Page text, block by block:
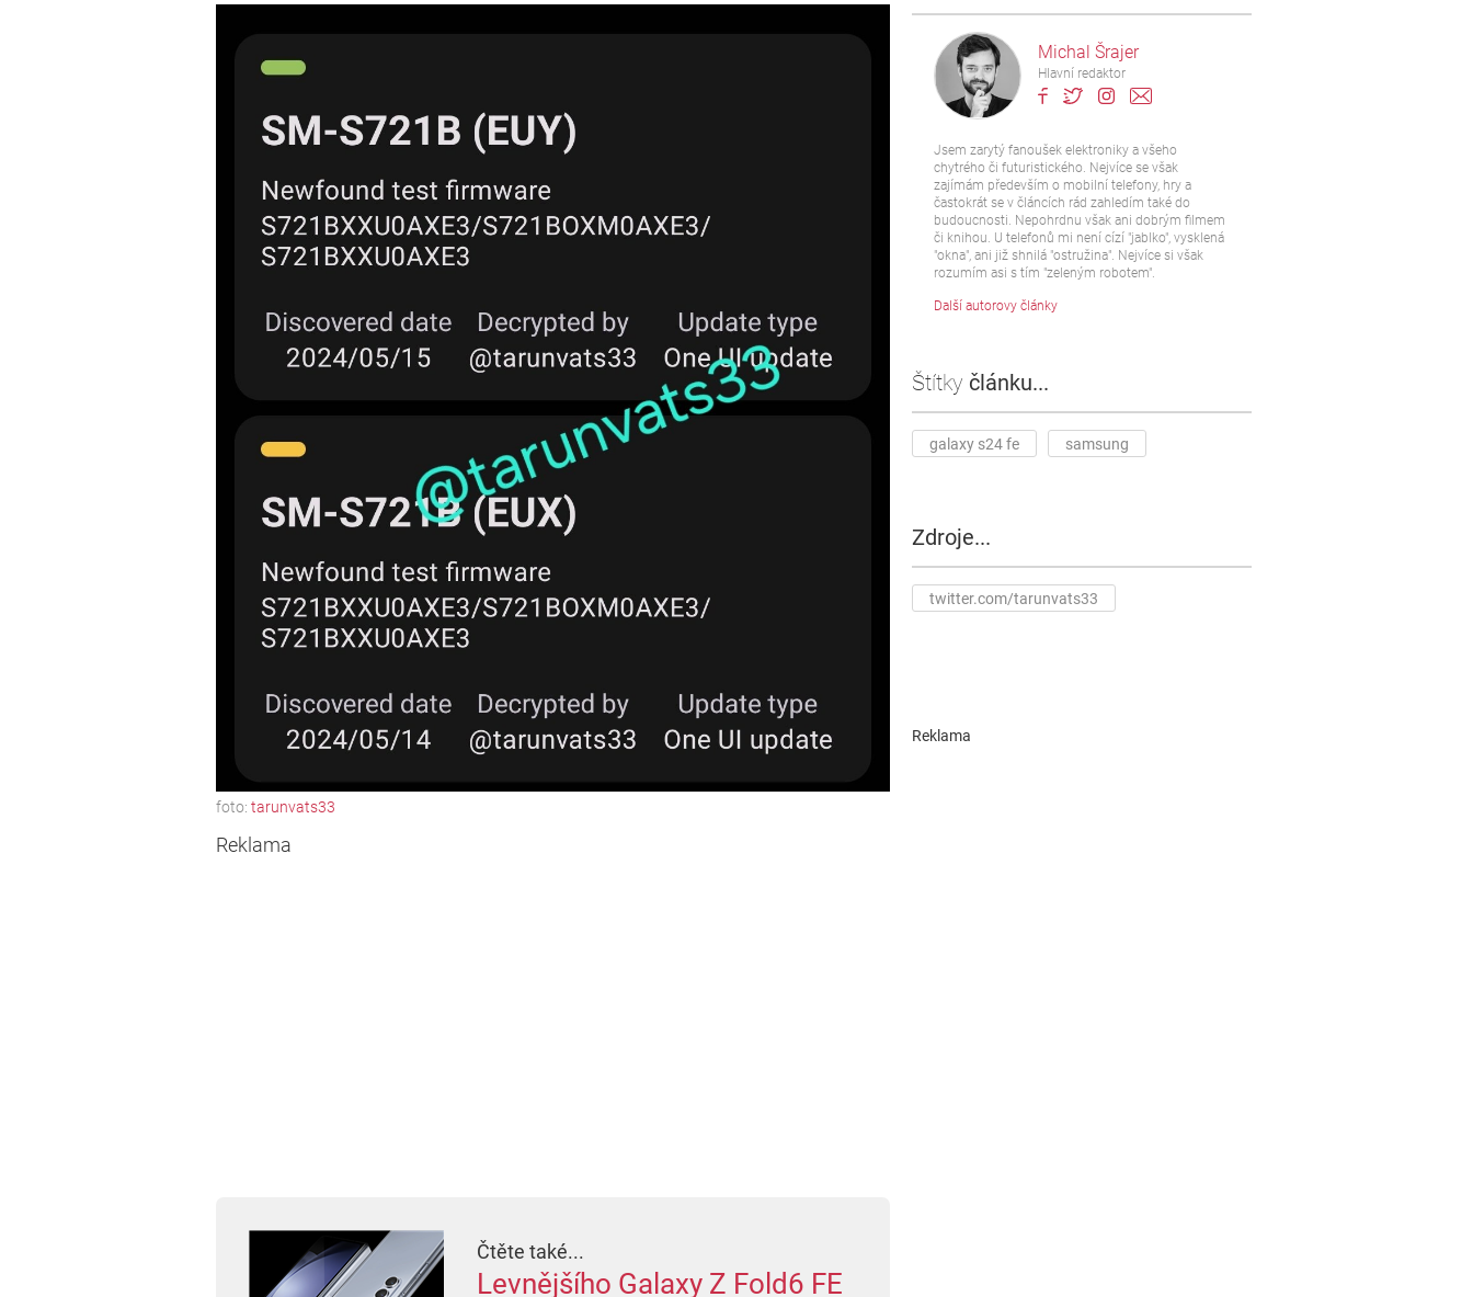
foto: tarunvats33
Reklama
Čtěte také...
Levnějšího Galaxy Z Fold6 FE
Michal Šrajer
Hlavní redaktor
Jsem zarytý fanoušek elektroniky a všeho
chytrého či futuristického. Nejvíce se však
zajímám především o mobilní telefony, hry a
častokrát se v článcích rád zahledím také do
budoucnosti. Nepohrdnu však ani dobrým filmem
či knihou. U telefonů mi není cízí "jablko", vysklená
"okna", ani již shnilá "ostružina". Nejvíce si však
rozumím asi s tím "zeleným robotem".
Další autorovy články
Štítky článku...
galaxy s24 fe samsung
Zdroje...
twitter.com/tarunvats33
Reklama